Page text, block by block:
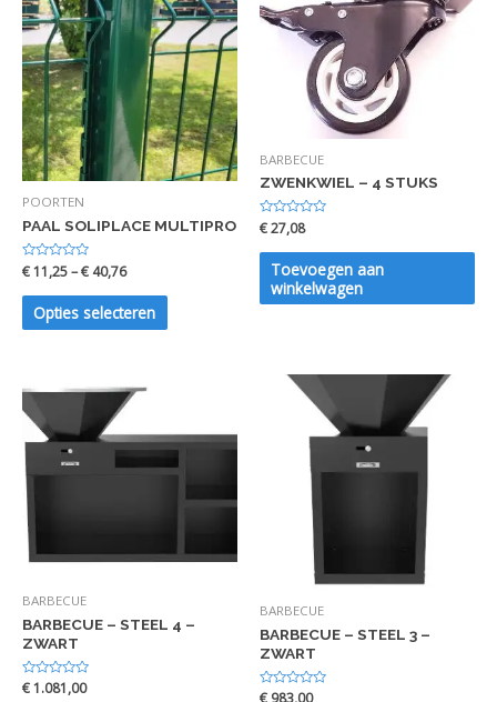
POORTEN
PAAL SOLIPLACE MULTIPRO
Waardering
0
uit
€11,25–€ 40,76
Opties selecteren
BARBECUE
ZWENKWIEL – 4 STUKS
Waardering
0
uit
€27,08
Toevoegen aan
winkelwagen
BARBECUE
BARBECUE – STEEL 4 –
ZWART
Waardering
€1.081,00
BARBECUE
BARBECUE – STEEL 3 –
ZWART
Waardering